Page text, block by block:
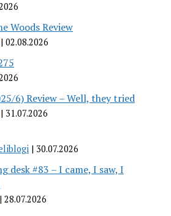
Woods Review
02.08.2026
6) Review – Well, they tried
31.07.2026
30.07.2026
desk #83 – I came, I saw, I
28.07.2026